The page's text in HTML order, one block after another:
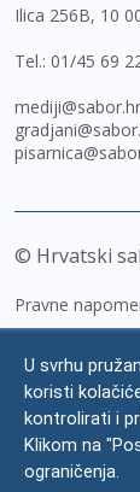
Ilica 256B, 10
Tel.: 01/45 69
mediji@sabor.hr
© Hrvatski
Pravne
Zaštita
Impressum
Česta pitanja
U svrhu
koristi
kontrolirati i
Klikom na
ograničenja.